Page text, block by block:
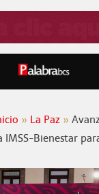
La Paz
Bienestar